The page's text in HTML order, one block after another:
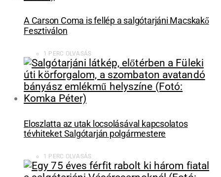
A Carson Coma is fellép a salgótarjáni Macskakő
Fesztiválon
1 PERC OLVASÁS
Eloszlatta az utak locsolásával kapcsolatos
tévhiteket Salgótarján polgármestere
1 PERC OLVASÁS